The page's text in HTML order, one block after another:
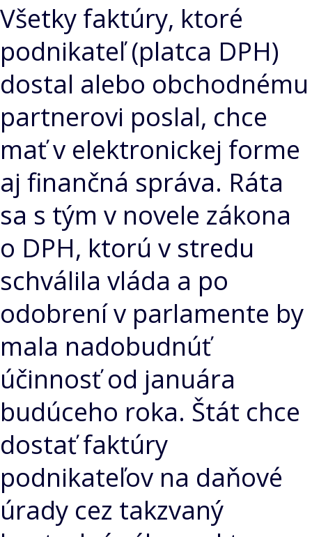
Všetky faktúry, ktoré
podnikateľ (platca DPH)
dostal alebo obchodnému
partnerovi poslal, chce
mať v elektronickej forme
aj finančná správa. Ráta
sa s tým v novele zákona
o DPH, ktorú v stredu
schválila vláda a po
odobrení v parlamente by
mala nadobudnúť
účinnosť od januára
budúceho roka. Štát chce
dostať faktúry
podnikateľov na daňové
úrady cez takzvaný